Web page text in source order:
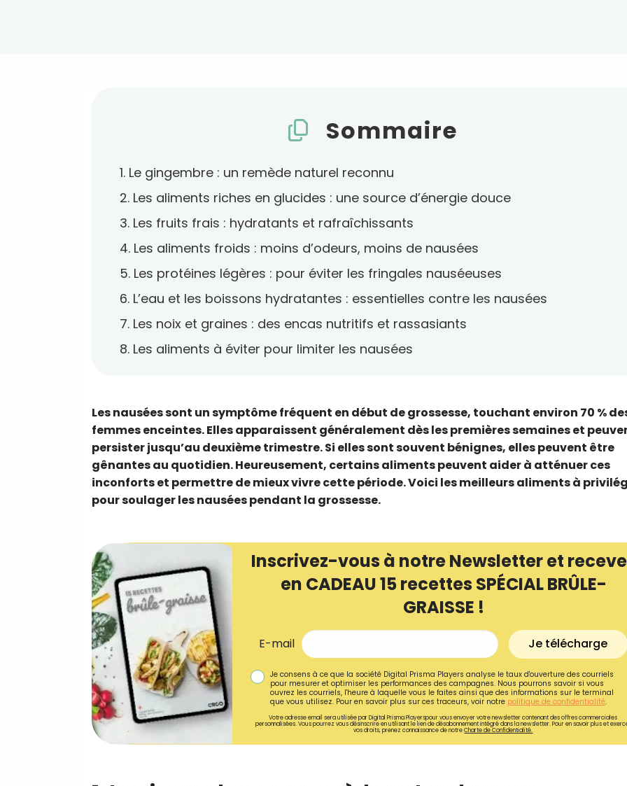
Sommaire
1. Le gingembre : un remède naturel reconnu
2. Les aliments riches en glucides : une source d’énergie douce
3. Les fruits frais : hydratants et rafraîchissants
4. Les aliments froids : moins d’odeurs, moins de nausées
5. Les protéines légères : pour éviter les fringales nauséeuses
6. L’eau et les boissons hydratantes : essentielles contre les nausées
7. Les noix et graines : des encas nutritifs et rassasiants
8. Les aliments à éviter pour limiter les nausées
Les nausées sont un symptôme fréquent en début de grossesse, touchant environ 70 %
femmes enceintes. Elles apparaissent généralement dès les premières semaines et
persister jusqu’au deuxième trimestre. Si elles sont souvent bénignes, elles peuvent être
gênantes au quotidien. Heureusement, certains aliments peuvent aider à atténuer ces
inconforts et permettre de mieux vivre cette période. Voici les meilleurs aliments à
pour soulager les nausées pendant la grossesse.
Inscrivez-vous à notre Newsletter et
en CADEAU 15 recettes SPÉCIAL BRÛLE-
GRAISSE !
E-mail Je télécharge
Je consens à ce que la société Digital Prisma Players analyse le taux d'ouverture des courriels
pour mesurer et optimiser les performances des campagnes. Nous pourrons savoir si vous
ouvrez les courriels, l'heure à laquelle vous le faites ainsi que des informations sur le terminal
que vous utilisez. Pour en savoir plus sur ces traceurs, voir notre politique de confidentialité.
Votre adresse email sera utilisée par Digital Prisma Playerspour vous envoyer votre newsletter contenant des offres commerciales
personnalisées. Vous pourrez vous désinscrire en utilisant le lien de désabonnement intégré dans la newsletter. Pour en savoir plus et
vos droits, prenez connaissance de notreCharte de Confidentialité.
Recevez
recettes inédites de
!
Ainsi que la newsletter